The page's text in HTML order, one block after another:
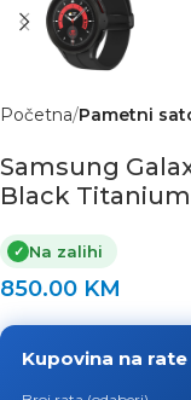
Početna Pametni
Samsung
Black Titanium
✓ Na zalihi
850.00 KM
Kupovina na rate